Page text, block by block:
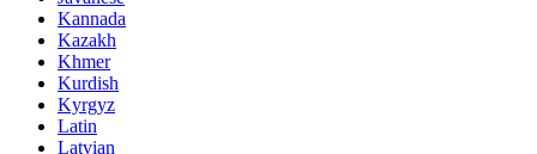
Kannada
Kazakh
Khmer
Kurdish
Kyrgyz
Latin
Latvian